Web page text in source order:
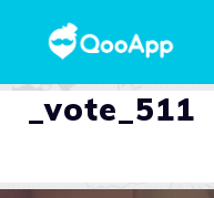
_vote_511